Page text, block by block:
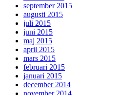
september 2015
augusti 2015
juli 2015
juni 2015
maj 2015
april 2015
mars 2015
februari 2015
januari 2015
december 2014